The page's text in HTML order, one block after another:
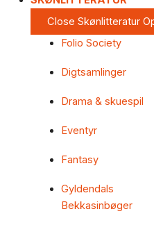
Close Skønlitteratur
Folio Society
Digtsamlinger
Drama & skuespil
Eventyr
Fantasy
Gyldendals
Bekkasinbøger